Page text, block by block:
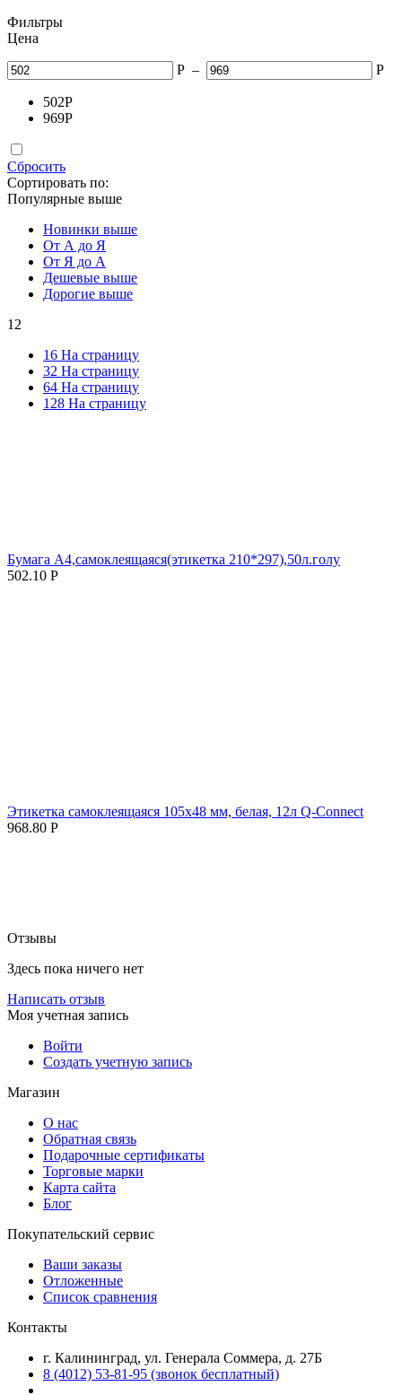
Фильтры
Цена
Р – Р
502Р
969Р
Сбросить
Сортировать по:
Популярные выше
Новинки выше
От А до Я
От Я до А
Дешевые выше
Дорогие выше
12
16 На страницу
32 На страницу
64 На страницу
128 На страницу
Бумага А4,самоклеящаяся(этикетка 210*297),50л.голу
502.10 Р
Этикетка самоклеящаяся 105х48 мм, белая, 12л Q-Connect
968.80 Р
Отзывы
Здесь пока ничего нет
Написать отзыв
Моя учетная запись
Войти
Создать учетную запись
Магазин
О нас
Обратная связь
Подарочные сертификаты
Торговые марки
Карта сайта
Блог
Покупательский сервис
Ваши заказы
Отложенные
Список сравнения
Контакты
г. Калининград, ул. Генерала Соммера, д. 27Б
8 (4012) 53-81-95 (звонок бесплатный)